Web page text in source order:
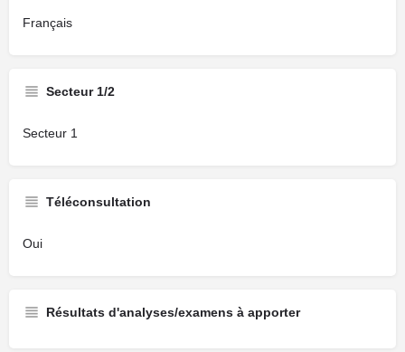
Français
Secteur 1/2
Secteur 1
Téléconsultation
Oui
Résultats d'analyses/examens à apporter